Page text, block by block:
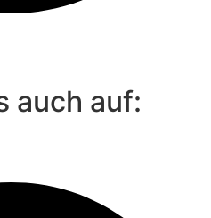
auch auf: